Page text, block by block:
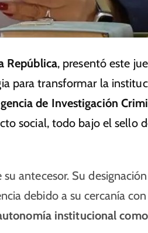
República, presentó este
para transformar la
de Investigación
social, todo bajo el sello
antecesor. Su
debido a su cercanía
institucional